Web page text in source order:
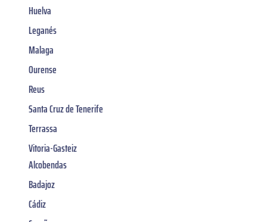
Huelva
Leganés
Malaga
Ourense
Reus
Santa Cruz de Tenerife
Terrassa
Vitoria-Gasteiz
Alcobendas
Badajoz
Cádiz